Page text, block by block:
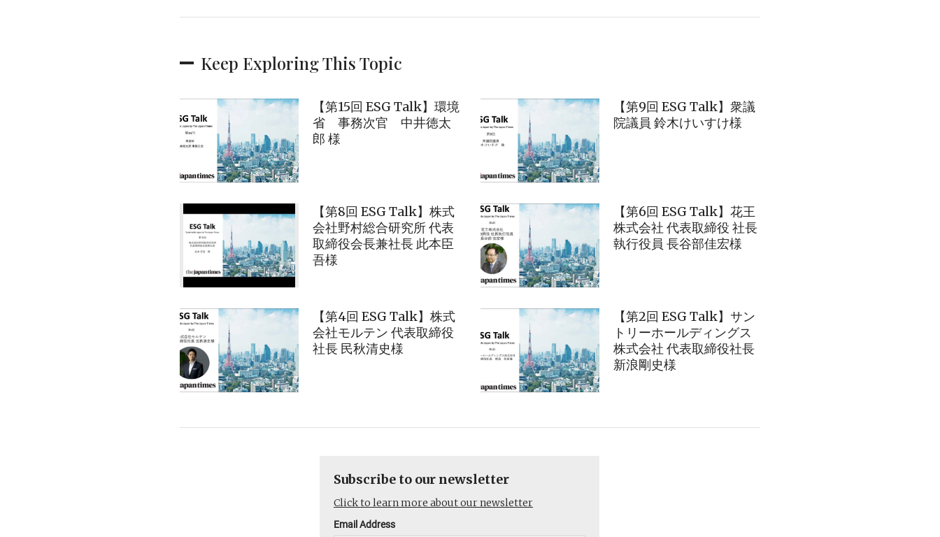
Keep Exploring This Topic
【第15回 ESG Talk】環境
省 事務次官 中井徳太
郎 様
【第9回 ESG Talk】衆議
院議員 鈴木けいすけ様
【第8回 ESG Talk】株式
会社野村総合研究所 代表
取締役会長兼社長 此本臣
吾様
【第6回 ESG Talk】花王
株式会社 代表取締役 社長
執行役員 長谷部佳宏様
【第4回 ESG Talk】株式
会社モルテン 代表取締役
社長 民秋清史様
【第2回 ESG Talk】サン
トリーホールディングス
株式会社 代表取締役社長
新浪剛史様
Subscribe to our newsletter
Click to learn more about our newsletter
Email Address